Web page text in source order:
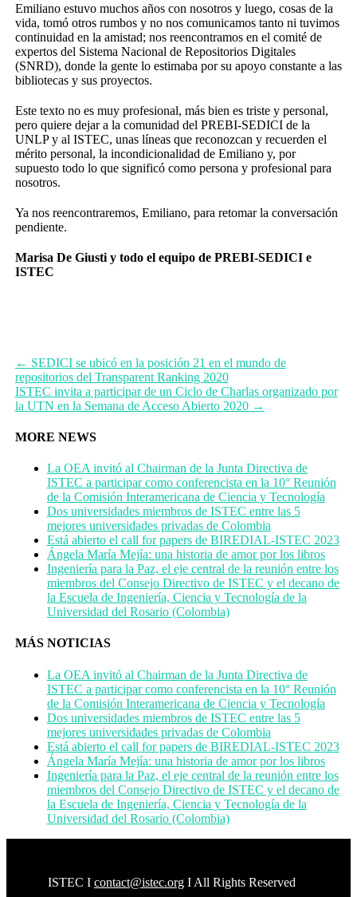
Emiliano estuvo muchos años con nosotros y luego, cosas de la
vida, tomó otros rumbos y no nos comunicamos tanto ni tuvimos
continuidad en la amistad; nos reencontramos en el comité de
expertos del Sistema Nacional de Repositorios Digitales
(SNRD), donde la gente lo estimaba por su apoyo constante a las
bibliotecas y sus proyectos.
Este texto no es muy profesional, más bien es triste y personal,
pero quiere dejar a la comunidad del PREBI-SEDICI de la
UNLP y al ISTEC, unas líneas que reconozcan y recuerden el
mérito personal, la incondicionalidad de Emiliano y, por
supuesto todo lo que significó como persona y profesional para
nosotros.
Ya nos reencontraremos, Emiliano, para retomar la conversación
pendiente.
Marisa De Giusti y todo el equipo de PREBI-SEDICI e
ISTEC
← SEDICI se ubicó en la posición 21 en el mundo de
repositorios del Transparent Ranking 2020
ISTEC invita a participar de un Ciclo de Charlas organizado por
la UTN en la Semana de Acceso Abierto 2020 →
MORE NEWS
La OEA invitó al Chairman de la Junta Directiva de
ISTEC a participar como conferencista en la 10° Reunión
de la Comisión Interamericana de Ciencia y Tecnología
Dos universidades miembros de ISTEC entre las 5
mejores universidades privadas de Colombia
Está abierto el call for papers de BIREDIAL-ISTEC 2023
Ángela María Mejía: una historia de amor por los libros
Ingeniería para la Paz, el eje central de la reunión entre los
miembros del Consejo Directivo de ISTEC y el decano de
la Escuela de Ingeniería, Ciencia y Tecnología de la
Universidad del Rosario (Colombia)
MÁS NOTICIAS
La OEA invitó al Chairman de la Junta Directiva de
ISTEC a participar como conferencista en la 10° Reunión
de la Comisión Interamericana de Ciencia y Tecnología
Dos universidades miembros de ISTEC entre las 5
mejores universidades privadas de Colombia
Está abierto el call for papers de BIREDIAL-ISTEC 2023
Ángela María Mejía: una historia de amor por los libros
Ingeniería para la Paz, el eje central de la reunión entre los
miembros del Consejo Directivo de ISTEC y el decano de
la Escuela de Ingeniería, Ciencia y Tecnología de la
Universidad del Rosario (Colombia)
ISTEC I contact@istec.orgI All Rights Reserved